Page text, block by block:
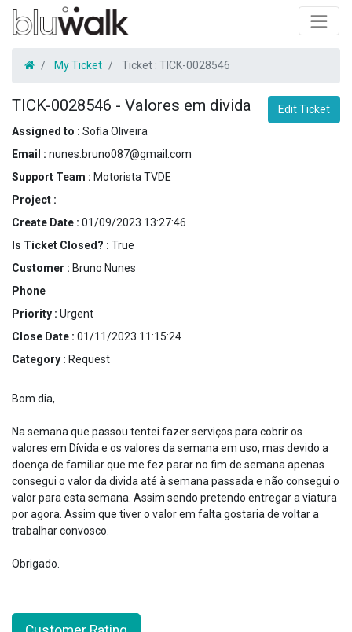
My Ticket Ticket : TICK-0028546
TICK-0028546 - Valores em divida
Edit Ticket
Assigned to : Sofia Oliveira
Email : nunes.bruno087@gmail.com
Support Team : Motorista TVDE
Project :
Create Date : 01/09/2023 13:27:46
Is Ticket Closed? : True
Customer : Bruno Nunes
Phone
Priority : Urgent
Close Date : 01/11/2023 11:15:24
Category : Request
Bom dia,
Na semana que passou tentei fazer serviços para cobrir os
valores em Dívida e os valores da semana em uso, mas devido a
doença de familiar que me fez parar no fim de semana apenas
consegui o valor da divida até à semana passada e não consegui o
valor para esta semana. Assim sendo pretendo entregar a viatura
por agora. Assim que tiver o valor em falta gostaria de voltar a
trabalhar convosco.
Obrigado.